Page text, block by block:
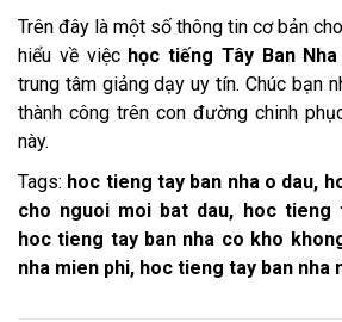
Trên đây là một số thông tin cơ bản
hiểu về việc học tiếng Tây Ban Nha
trung tâm giảng dạy uy tín. Chúc bạn
thành công trên con đường chinh
này.
Tags: hoc tieng tay ban nha o dau,
cho nguoi moi bat dau, hoc tieng
hoc tieng tay ban nha co kho
nha mien phi, hoc tieng tay ban nha